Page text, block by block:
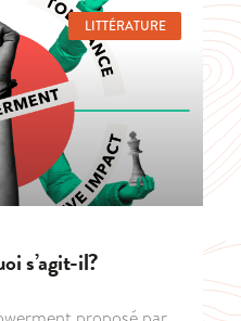
LITTÉRATURE
s’agit-il?